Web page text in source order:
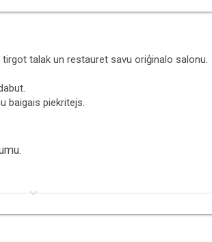
talak un restauret savu oriģinalo salonu.
baigais piekritejs.
keyboard_arrow_down